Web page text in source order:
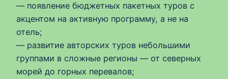
— появление бюджетных пакетных туров с
акцентом на активную программу, а не на
отель;
— развитие авторских туров небольшими
группами в сложные регионы — от северных
морей до горных перевалов;